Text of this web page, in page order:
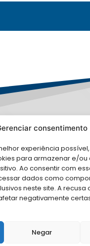
consentimento
experiência
para armazenar e/ou
Ao consentir com
dados como
neste site. A
negativamente
Negar
da AMB